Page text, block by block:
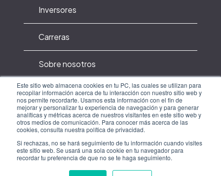
Este sitio web almacena cookies en tu PC, las cuales se utilizan para
recopilar información acerca de tu interacción con nuestro sitio web y
nos permite recordarte. Usamos esta información con el fin de
mejorar y personalizar tu experiencia de navegación y para generar
analíticas y métricas acerca de nuestros visitantes en este sitio web y
otros medios de comunicación. Para conocer más acerca de las
cookies, consulta nuestra política de privacidad.
Si rechazas, no se hará seguimiento de tu información cuando visites
este sitio web. Se usará una sola cookie en tu navegador para
recordar tu preferencia de que no se te haga seguimiento.
2026ResMed. All rights reserved.
Terminos de uso y privacidad
Política de privacidad
Sobre nosotros
Carreras
Inversores